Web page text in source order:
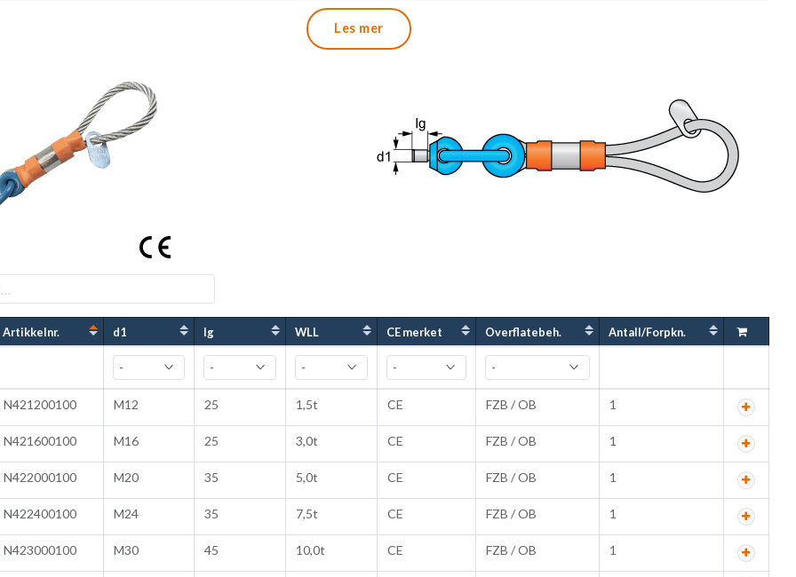
løftehodets flerleddskonstruksjon får du optimale løfteforhold og wirens utforming minimerer risikoen for
er CE-merket, strekktestet og dokumentert i samsvar med maskindirektivet 2006/42/EG.
Load Limit) angir den maksimale belastningen som et løfteanker eller løftehode kan utsettes for. For
når ankeret et støpt inn i betong – se respektive håndteringsblad og hensynta angitte forutsetninger.
Les mer
Artikkelnr. d1 lg WLL CE merket Overflatebeh. Antall/Forpkn.
N421200100 M12 25 1,5t CE FZB / OB 1
N421600100 M16 25 3,0t CE FZB / OB 1
N422000100 M20 35 5,0t CE FZB / OB 1
N422400100 M24 35 7,5t CE FZB / OB 1
N423000100 M30 45 10,0t CE FZB / OB 1